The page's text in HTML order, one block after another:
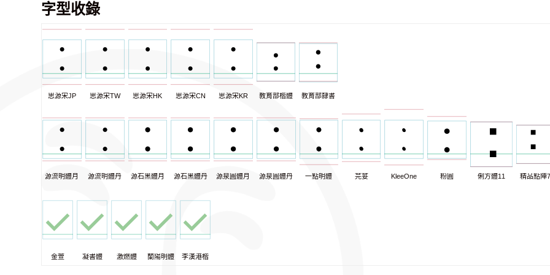
字型收錄
思源宋JP 思源宋TW 思源宋HK 思源宋CN 思源宋KR 教育部楷體 教育部隸書
源流明體月 源流明體丹 源石黑體月 源石黑體丹 源泉圓體月 源泉圓體丹 一點明體 芫荽 KleeOne 粉圓 俐方體11 精品點陣7
金萱 凝書體 激燃體 蘭陽明體 李漢港楷